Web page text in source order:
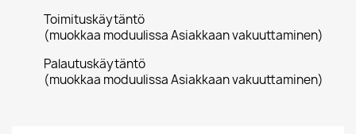
Toimituskäytäntö
(muokkaa moduulissa Asiakkaan vakuuttaminen)
Palautuskäytäntö
(muokkaa moduulissa Asiakkaan vakuuttaminen)